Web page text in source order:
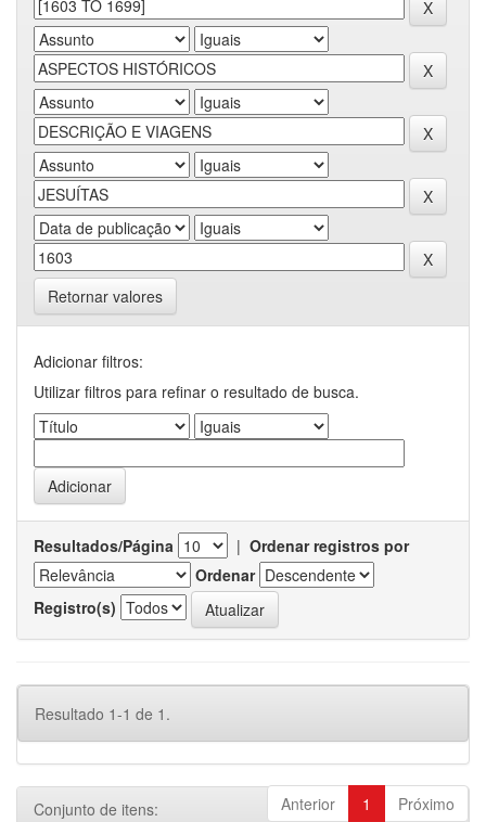
Retornar valores
Adicionar filtros:
Utilizar filtros para refinar o resultado de busca.
Resultados/Página | Ordenar registros por
Ordenar
Registro(s)
Resultado 1-1 de 1.
Anterior 1 Próximo
Conjunto de itens: